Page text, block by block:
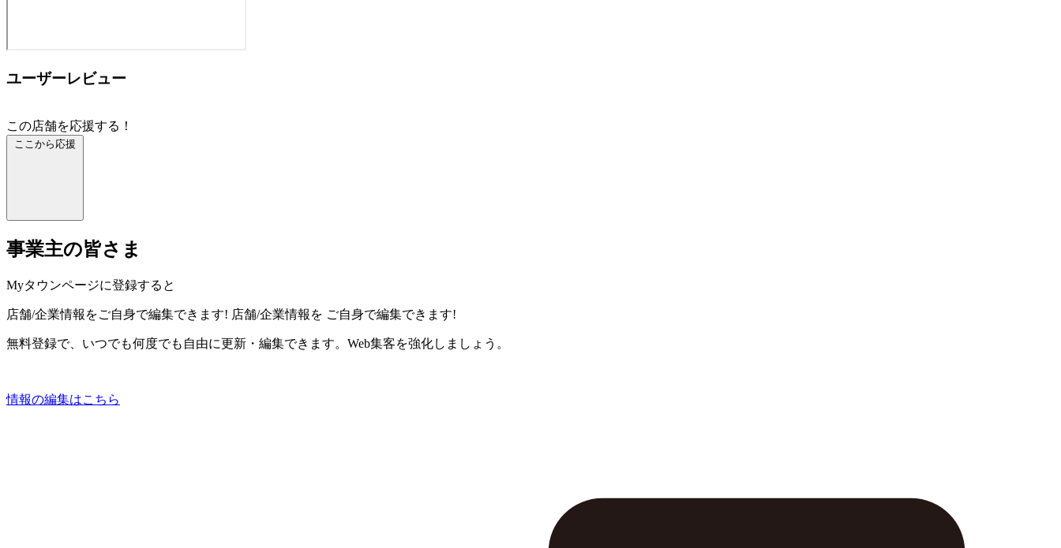
ユーザーレビュー
この店舗を応援する！
ここから応援
事業主の皆さま
Myタウンページに登録すると
店舗/企業情報をご自身で編集できます! 店舗/企業情報を ご自身で編集できます!
無料登録で、いつでも何度でも自由に更新・編集できます。Web集客を強化しましょう。
情報の編集はこちら